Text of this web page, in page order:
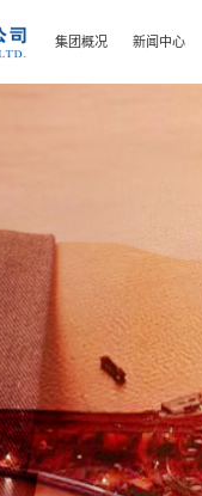
集团概况 新闻中心